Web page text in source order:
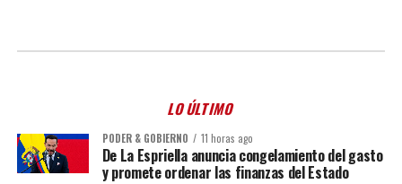
LO ÚLTIMO
PODER & GOBIERNO 11 horas ago
De La Espriella anuncia congelamiento del gasto
y promete ordenar las finanzas del Estado